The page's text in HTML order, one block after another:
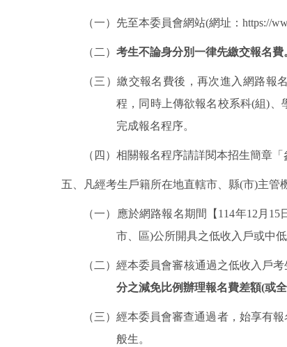
（一）先至本委員會網站(網址： https://
（二） 考生不論身分別一律先繳交報名費
（三）繳交報名費後，再次進入網路
程，同時上傳欲報名校系科(組)
完成報名程序。
（四）相關報名程序請詳閱本招生簡章
五、凡經考生戶籍所在地直轄市、縣(市)主管
（一）應於網路報名期間【 114年12 月 15
市、區)公所開具之低收入戶或中
（二）經本委員會審核通過之低收入戶
分之減免比例辦理報名費差額(或
（三）經本委員會審查通過者，始享有
般生。